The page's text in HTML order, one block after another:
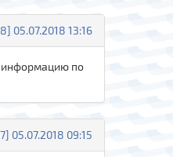
05.07.2018 13:16
информацию по
05.07.2018 09:15